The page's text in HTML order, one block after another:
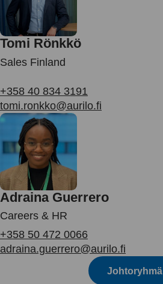
Tomi Rönkkö
Sales Finland
+358 40 834 3191
tomi.ronkko@aurilo.fi
Adraina Guerrero
Careers & HR
+358 50 472 0066
adraina.guerrero@aurilo.fi
Johtoryhmä